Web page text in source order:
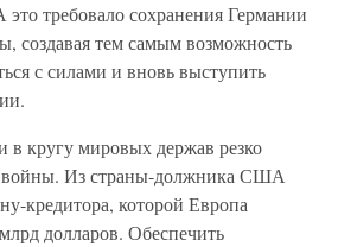
требовало сохранения Германии
создавая тем самым возможность
с силами и вновь выступить
кругу мировых держав резко
войны. Из страны-должника США
кредитора, которой Европа
долларов. Обеспечить